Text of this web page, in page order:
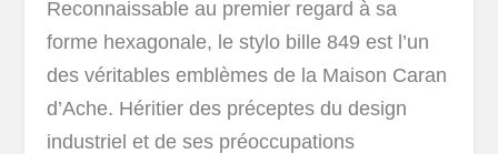
Reconnaissable au premier regard à sa
forme hexagonale, le stylo bille 849 est l’un
des véritables emblèmes de la Maison Caran
d’Ache. Héritier des préceptes du design
industriel et de ses préoccupations